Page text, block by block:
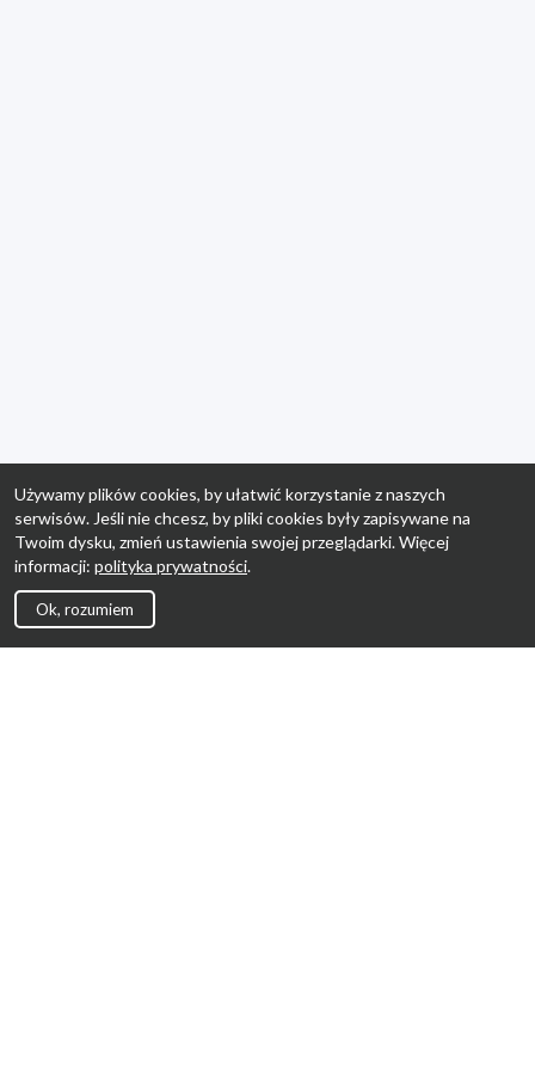
Używamy plików cookies, by ułatwić korzystanie z naszych
serwisów. Jeśli nie chcesz, by pliki cookies były zapisywane na
Twoim dysku, zmień ustawienia swojej przeglądarki. Więcej
informacji: polityka prywatności.
Ok, rozumiem